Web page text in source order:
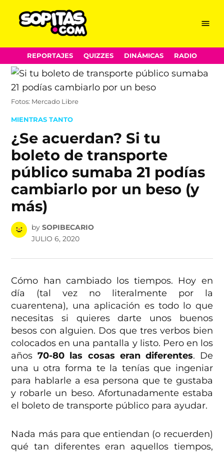
Skip
to
content
Menu
REPORTAJES QUIZZES DINÁMICAS RADIO
Fotos: Mercado Libre
POSTED
MIENTRAS TANTO
¿Se acuerdan? Si tu
boleto de transporte
público sumaba 21 podías
cambiarlo por un beso (y
más)
by SOPIBECARIO
JULIO 6, 2020
Cómo han cambiado los tiempos. Hoy en
día (tal vez no literalmente por la
cuarentena), una aplicación es todo lo que
necesitas si quieres darte unos buenos
besos con alguien. Dos que tres verbos bien
colocados en una pantalla y listo. Pero en los
años70-80 las cosas eran diferentes. De
una u otra forma te la tenías que ingeniar
para hablarle a esa persona que te gustaba
y robarle un beso. Afortunadamente estaba
el boleto de transporte público para ayudar.
Nada más para que entiendan (o recuerden)
qué tan diferentes eran aquellos tiempos,